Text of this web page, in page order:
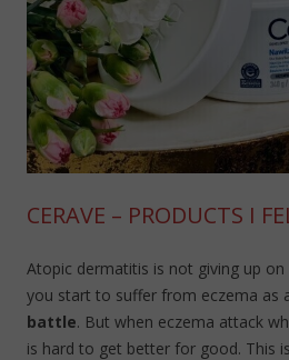
CERAVE – PRODUCTS I
Atopic dermatitis is not giving up
you start to suffer from eczema as
battle. But when eczema attack
is hard to get better for good. This